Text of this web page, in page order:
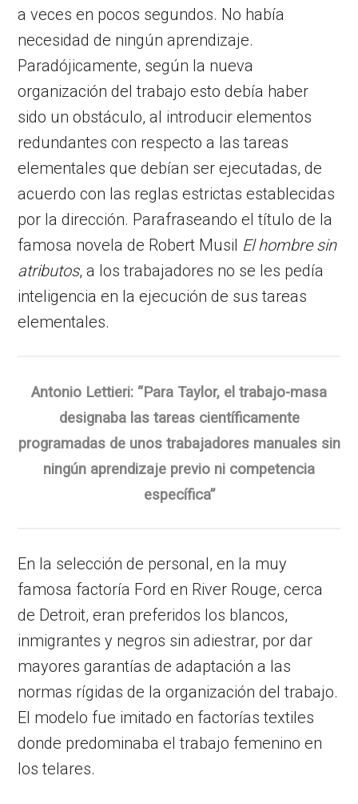
a veces en pocos segundos. No había
necesidad de ningún aprendizaje.
Paradójicamente, según la nueva
organización del trabajo esto debía haber
sido un obstáculo, al introducir elementos
redundantes con respecto a las tareas
elementales que debían ser ejecutadas, de
acuerdo con las reglas estrictas establecidas
por la dirección. Parafraseando el título de la
famosa novela de Robert Musil El hombre sin
atributos, a los trabajadores no se les pedía
inteligencia en la ejecución de sus tareas
elementales.
Antonio Lettieri: “Para Taylor, el trabajo-masa
designaba las tareas científicamente
programadas de unos trabajadores manuales sin
ningún aprendizaje previo ni competencia
específica”
En la selección de personal, en la muy
famosa factoría Ford en River Rouge, cerca
de Detroit, eran preferidos los blancos,
inmigrantes y negros sin adiestrar, por dar
mayores garantías de adaptación a las
normas rígidas de la organización del trabajo.
El modelo fue imitado en factorías textiles
donde predominaba el trabajo femenino en
los telares.